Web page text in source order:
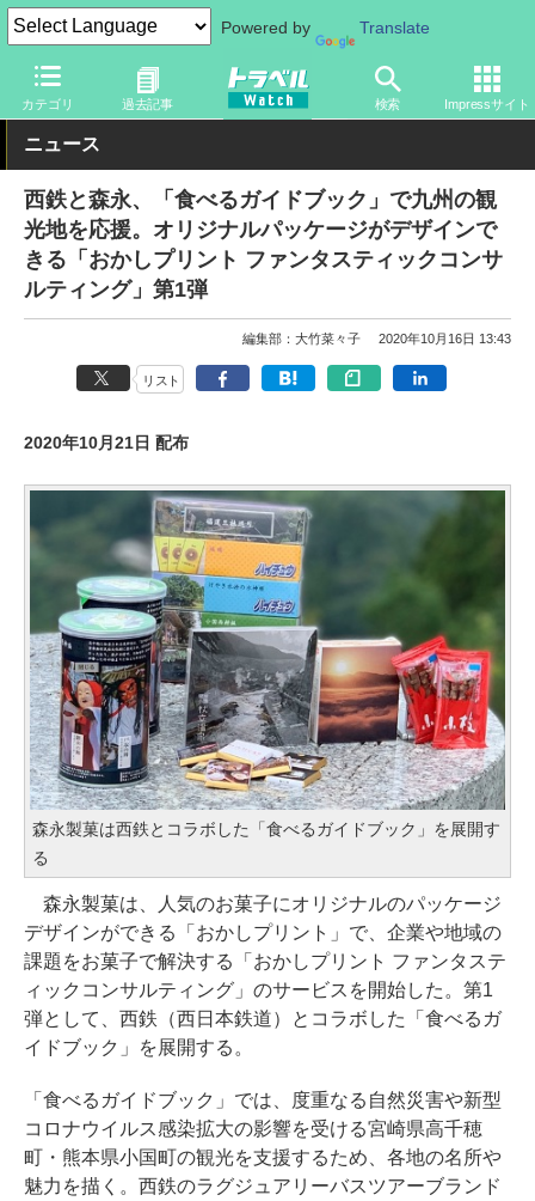
Powered by Translate
カテゴリ 過去記事 検索 Impressサイト
トラベル Watch 地域 国内旅行 九州
ニュース
西鉄と森永、「食べるガイドブック」で九州の観
光地を応援。オリジナルパッケージがデザインで
きる「おかしプリント ファンタスティックコンサ
ルティング」第1弾
編集部：大竹菜々子 2020年10月16日 13:43
リスト
2020年10月21日 配布
森永製菓は西鉄とコラボした「食べるガイドブック」を展開す
る
森永製菓は、人気のお菓子にオリジナルのパッケージ
デザインができる「おかしプリント」で、企業や地域の
課題をお菓子で解決する「おかしプリント ファンタステ
ィックコンサルティング」のサービスを開始した。第1
弾として、西鉄（西日本鉄道）とコラボした「食べるガ
イドブック」を展開する。
「食べるガイドブック」では、度重なる自然災害や新型
コロナウイルス感染拡大の影響を受ける宮崎県高千穂
町・熊本県小国町の観光を支援するため、各地の名所や
魅力を描く。西鉄のラグジュアリーバスツアーブランド